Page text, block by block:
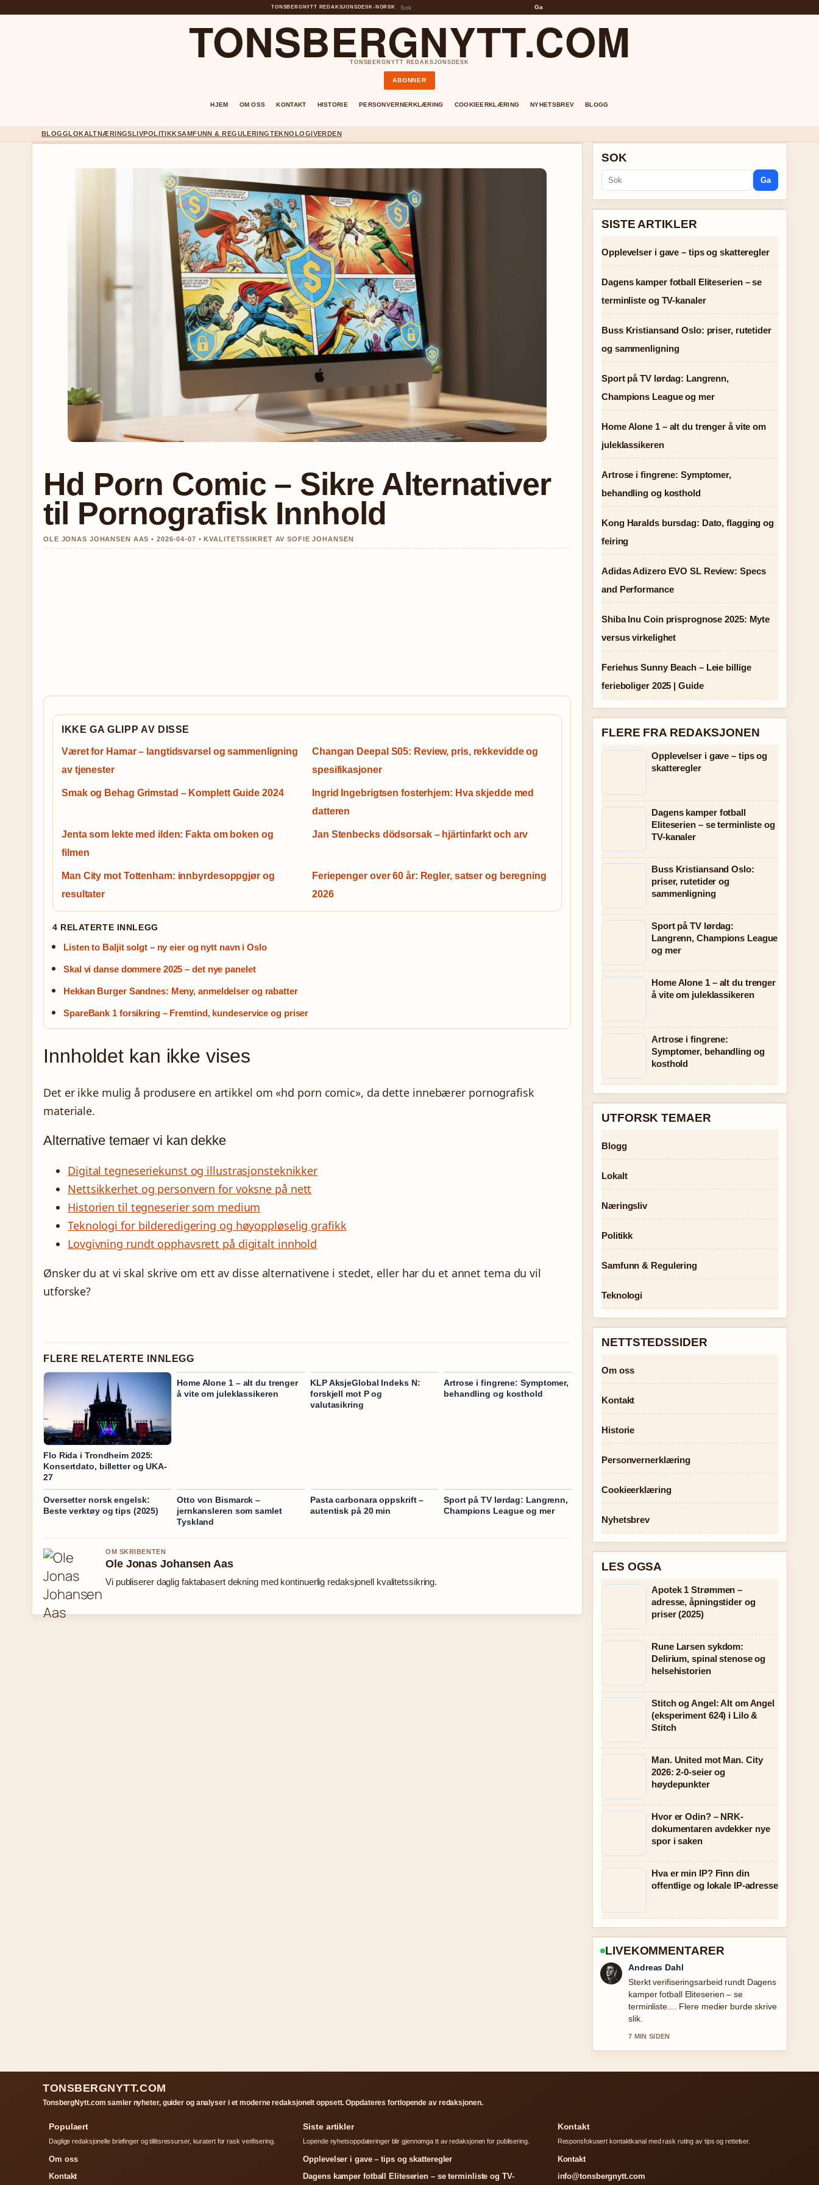
TONSBERGNYTT REDAKSJONSDESK• NORSK Ga
TONSBERGNYTT.COM
TONSBERGNYTT REDAKSJONSDESK
ABONNER
HJEM OM OSS KONTAKT HISTORIE PERSONVERNERKLÆRING COOKIEERKLÆRING NYHETSBREV BLOGG
BLOGGLOKALTNÆRINGSLIVPOLITIKKSAMFUNN & REGULERINGTEKNOLOGIVERDEN
Hd Porn Comic – Sikre Alternativer
til Pornografisk Innhold
OLE JONAS JOHANSEN AAS • 2026-04-07 • KVALITETSSIKRET AV SOFIE JOHANSEN
IKKE GA GLIPP AV DISSE
Været for Hamar – langtidsvarsel og sammenligning
av tjenester
Changan Deepal S05: Review, pris, rekkevidde og
spesifikasjoner
Smak og Behag Grimstad – Komplett Guide 2024
Ingrid Ingebrigtsen fosterhjem: Hva skjedde med
datteren
Jenta som lekte med ilden: Fakta om boken og
filmen
Jan Stenbecks dödsorsak – hjärtinfarkt och arv
Man City mot Tottenham: innbyrdesoppgjør og
resultater
Feriepenger over 60 år: Regler, satser og beregning
2026
4 RELATERTE INNLEGG
Listen to Baljit solgt – ny eier og nytt navn i Oslo
Skal vi danse dommere 2025 – det nye panelet
Hekkan Burger Sandnes: Meny, anmeldelser og rabatter
SpareBank 1 forsikring – Fremtind, kundeservice og priser
Innholdet kan ikke vises
Det er ikke mulig å produsere en artikkel om «hd porn comic», da dette innebærer pornografisk
materiale.
Alternative temaer vi kan dekke
Digital tegneseriekunst og illustrasjonsteknikker
Nettsikkerhet og personvern for voksne på nett
Historien til tegneserier som medium
Teknologi for bilderedigering og høyoppløselig grafikk
Lovgivning rundt opphavsrett på digitalt innhold
Ønsker du at vi skal skrive om ett av disse alternativene i stedet, eller har du et annet tema du vil
utforske?
FLERE RELATERTE INNLEGG
Flo Rida i Trondheim 2025:
Konsertdato, billetter og UKA-
27
Home Alone 1 – alt du trenger
å vite om juleklassikeren
KLP AksjeGlobal Indeks N:
forskjell mot P og
valutasikring
Artrose i fingrene: Symptomer,
behandling og kosthold
Oversetter norsk engelsk:
Beste verktøy og tips (2025)
Otto von Bismarck –
jernkansleren som samlet
Tyskland
Pasta carbonara oppskrift –
autentisk på 20 min
Sport på TV lørdag: Langrenn,
Champions League og mer
OM SKRIBENTEN
Ole Jonas Johansen Aas
Vi publiserer daglig faktabasert dekning med kontinuerlig redaksjonell kvalitetssikring.
SOK
Ga
SISTE ARTIKLER
Opplevelser i gave – tips og skatteregler
Dagens kamper fotball Eliteserien – se
terminliste og TV-kanaler
Buss Kristiansand Oslo: priser, rutetider
og sammenligning
Sport på TV lørdag: Langrenn,
Champions League og mer
Home Alone 1 – alt du trenger å vite om
juleklassikeren
Artrose i fingrene: Symptomer,
behandling og kosthold
Kong Haralds bursdag: Dato, flagging og
feiring
Adidas Adizero EVO SL Review: Specs
and Performance
Shiba Inu Coin prisprognose 2025: Myte
versus virkelighet
Feriehus Sunny Beach – Leie billige
ferieboliger 2025 | Guide
FLERE FRA REDAKSJONEN
Opplevelser i gave – tips og
skatteregler
Dagens kamper fotball
Eliteserien – se terminliste og
TV-kanaler
Buss Kristiansand Oslo:
priser, rutetider og
sammenligning
Sport på TV lørdag:
Langrenn, Champions League
og mer
Home Alone 1 – alt du trenger
å vite om juleklassikeren
Artrose i fingrene:
Symptomer, behandling og
kosthold
UTFORSK TEMAER
Blogg
Lokalt
Næringsliv
Politikk
Samfunn & Regulering
Teknologi
NETTSTEDSSIDER
Om oss
Kontakt
Historie
Personvernerklæring
Cookieerklæring
Nyhetsbrev
LES OGSA
Apotek 1 Strømmen –
adresse, åpningstider og
priser (2025)
Rune Larsen sykdom:
Delirium, spinal stenose og
helsehistorien
Stitch og Angel: Alt om Angel
(eksperiment 624) i Lilo &
Stitch
Man. United mot Man. City
2026: 2-0-seier og
høydepunkter
Hvor er Odin? – NRK-
dokumentaren avdekker nye
spor i saken
Hva er min IP? Finn din
offentlige og lokale IP-adresse
LIVEKOMMENTARER
Sara Lind
God gjennomgang av Buss
Kristiansand Oslo: priser, rutetider og
sammenligning. Dette er den klarest
oppsummeringen i dag.
9 MIN SIDEN
TONSBERGNYTT.COM
TonsbergNytt.com samler nyheter, guider og analyser i et moderne redaksjonelt oppsett. Oppdateres fortlopende av redaksjonen.
Populaert
Daglige redaksjonelle briefinger og tillitsressurser, kuratert for rask verifisering.
Om oss
Kontakt
Siste artikler
Lopende nyhetsoppdateringer blir gjennomga tt av redaksjonen for publisering.
Opplevelser i gave – tips og skatteregler
Dagens kamper fotball Eliteserien – se terminliste og TV-
Kontakt
Responsfokusert kontaktkanal med rask ruting av tips og rettelser.
Kontakt
info@tonsbergnytt.com